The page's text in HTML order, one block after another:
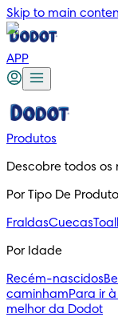
Skip to main
APP
Produtos
Descobre todos os
Por Tipo De Produto
FraldasCuecas
Por Idade
Recém-nascidos
caminhamPara ir
melhor da Dodot